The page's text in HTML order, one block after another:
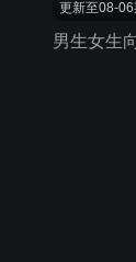
更新至08-06
男生女生